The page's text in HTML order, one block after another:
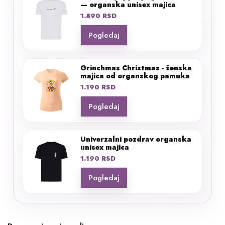
— organska unisex majica
1.890 RSD
Pogledaj
Grinchmas Christmas - ženska
majica od organskog pamuka
1.190 RSD
Pogledaj
Univerzalni pozdrav organska
unisex majica
1.190 RSD
Pogledaj